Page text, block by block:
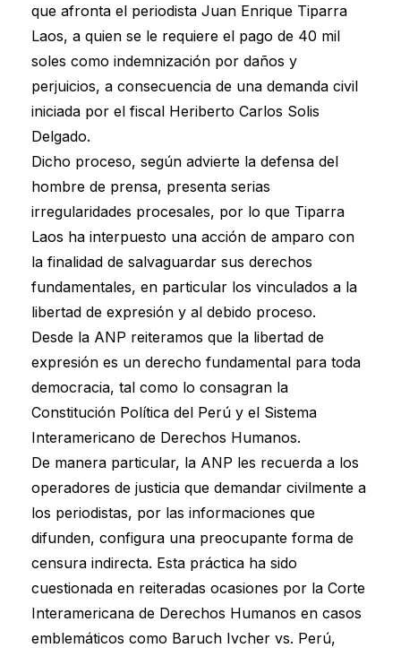
que afronta el periodista Juan Enrique Tiparra
Laos, a quien se le requiere el pago de 40 mil
soles como indemnización por daños y
perjuicios, a consecuencia de una demanda civil
iniciada por el fiscal Heriberto Carlos Solis
Delgado.
Dicho proceso, según advierte la defensa del
hombre de prensa, presenta serias
irregularidades procesales, por lo que Tiparra
Laos ha interpuesto una acción de amparo con
la finalidad de salvaguardar sus derechos
fundamentales, en particular los vinculados a la
libertad de expresión y al debido proceso.
Desde la ANP reiteramos que la libertad de
expresión es un derecho fundamental para toda
democracia, tal como lo consagran la
Constitución Política del Perú y el Sistema
Interamericano de Derechos Humanos.
De manera particular, la ANP les recuerda a los
operadores de justicia que demandar civilmente a
los periodistas, por las informaciones que
difunden, configura una preocupante forma de
censura indirecta. Esta práctica ha sido
cuestionada en reiteradas ocasiones por la Corte
Interamericana de Derechos Humanos en casos
emblemáticos como Baruch Ivcher vs. Perú,